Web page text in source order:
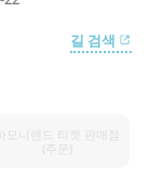
길 검색
하모니랜드 티켓 판매점
(주문)